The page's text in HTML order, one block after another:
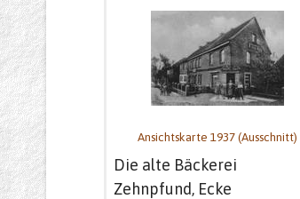
Ansichtskarte 1937 (Ausschnitt)
Die alte Bäckerei
Zehnpfund, Ecke